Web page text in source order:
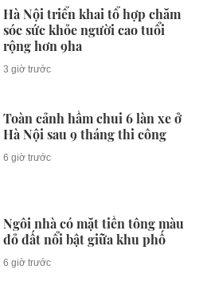
Hà Nội triển khai tổ hợp chăm
sóc sức khỏe người cao tuổi
rộng hơn 9ha
3 giờ trước
Toàn cảnh hầm chui 6 làn xe ở
Hà Nội sau 9 tháng thi công
6 giờ trước
Ngôi nhà có mặt tiền tông màu
đỏ đất nổi bật giữa khu phố
6 giờ trước